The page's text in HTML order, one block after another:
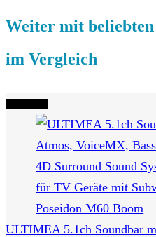
Weiter mit
im Vergleich
ULTIMEA 5.1ch Soundbar